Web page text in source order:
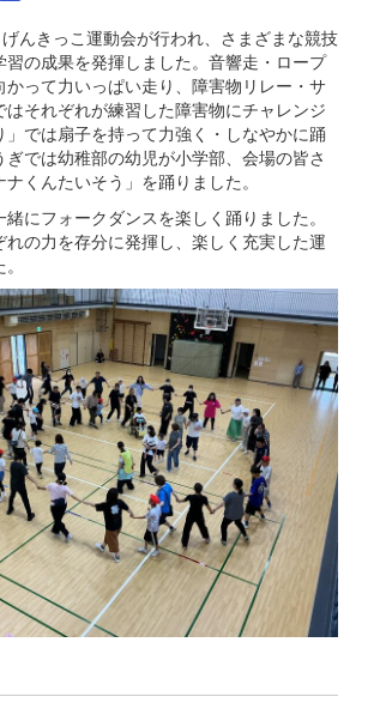
んきっこ運動会が行われ、さまざまな競技
習の成果を発揮しました。音響走・ロープ
かって力いっぱい走り、障害物リレー・サ
はそれぞれが練習した障害物にチャレンジ
」では扇子を持って力強く・しなやかに踊
ぎでは幼稚部の幼児が小学部、会場の皆さ
くんたいそう」を踊りました。
にフォークダンスを楽しく踊りました。
の力を存分に発揮し、楽しく充実した運